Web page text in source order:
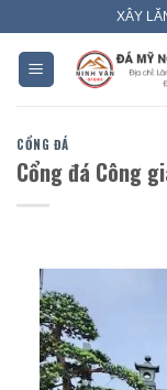
content
XÂY
CỔNG ĐÁ
Cổng đá Công